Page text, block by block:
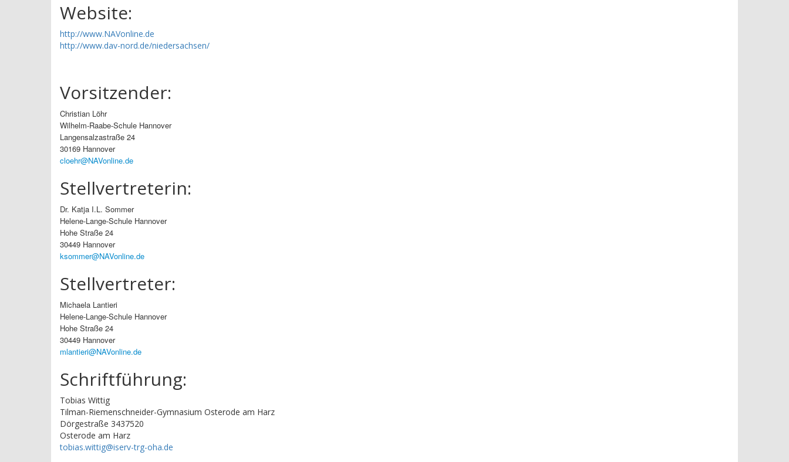
Website:
http://www.NAVonline.de
http://www.dav-nord.de/niedersachsen/
Vorsitzender:
Christian Löhr
Wilhelm-Raabe-Schule Hannover
Langensalzastraße 24
30169 Hannover
cloehr@NAVonline.de
Stellvertreterin:
Dr. Katja I.L. Sommer
Helene-Lange-Schule Hannover
Hohe Straße 24
30449 Hannover
ksommer@NAVonline.de
Stellvertreter:
Michaela Lantieri
Helene-Lange-Schule Hannover
Hohe Straße 24
30449 Hannover
mlantieri@NAVonline.de
Schriftführung:
Tobias Wittig
Tilman-Riemenschneider-Gymnasium Osterode am Harz
Dörgestraße 3437520
Osterode am Harz
tobias.wittig@iserv-trg-oha.de